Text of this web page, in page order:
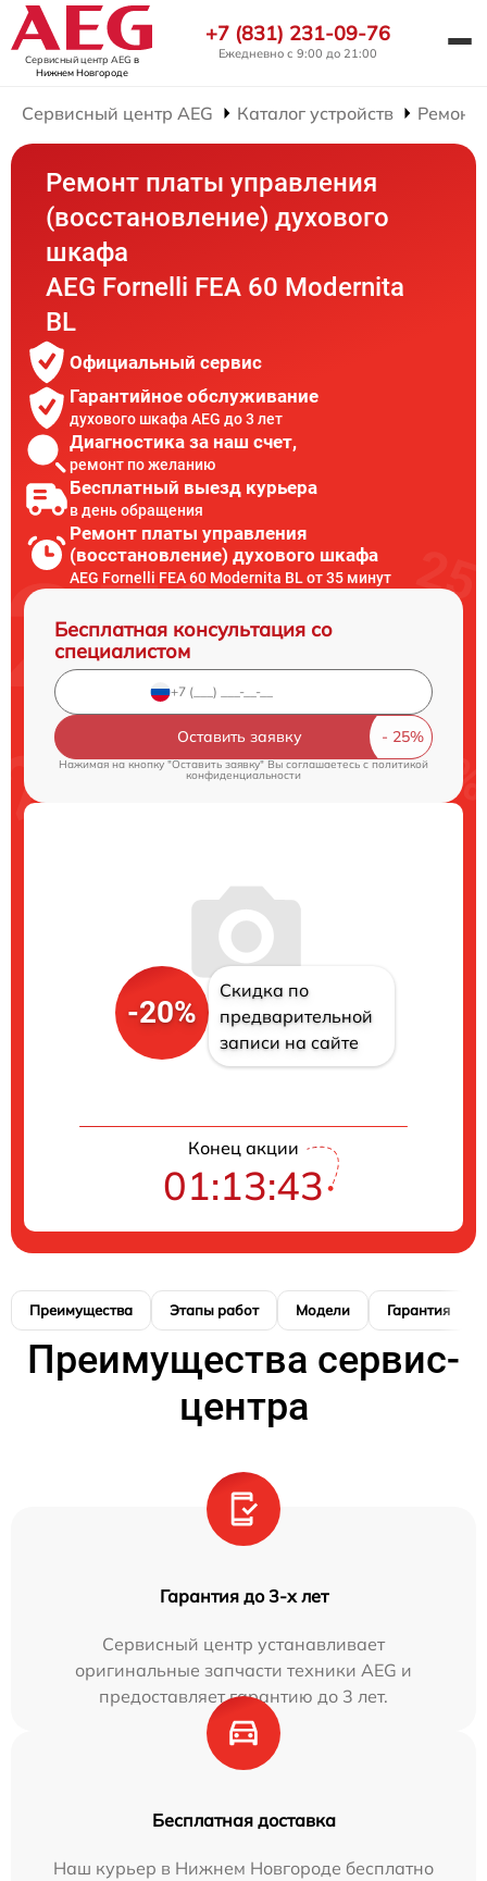
Сервисный центр AEG в
Нижнем Новгороде
+7 (831) 231-09-76
Ежедневно с 9:00 до 21:00
Сервисный центр AEG Каталог устройств
Ремонт платы управления
(восстановление) духового
шкафа
AEG Fornelli FEА 60 Modernita
BL
Официальный сервис
Гарантийное обслуживание
духового шкафа AEG до 3 лет
Диагностика за наш счет,
ремонт по желанию
Бесплатный выезд курьера
в день обращения
Ремонт платы управления
(восстановление) духового шкафа
AEG Fornelli FEА 60 Modernita BL от 35 минут
Бесплатная консультация со
специалистом
Оставить заявку
Нажимая на кнопку "Оставить заявку" Вы соглашаетесь cполитикой
конфиденциальности
-20%
Скидка по
предварительной
записи на сайте
Конец акции
01:13:42
Преимущества Этапы работ Модели Гарантия
Преимущества сервис-
центра
Гарантия до 3-х лет
Сервисный центр устанавливает
оригинальные запчасти техники AEG и
предоставляет гарантию до 3 лет.
Бесплатная доставка
Наш курьер в Нижнем Новгороде бесплатно